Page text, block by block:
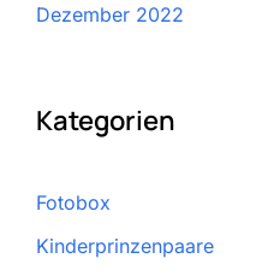
Dezember 2022
Kategorien
Fotobox
Kinderprinzenpaare